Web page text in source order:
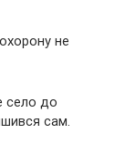
не
село до
сам.